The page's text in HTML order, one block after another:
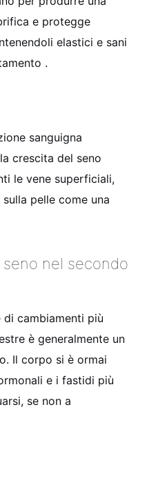
e protegge
elastici e sani
.
sanguigna
crescita del seno
le vene superficiali,
pelle come una
nel secondo
di cambiamenti più
è generalmente un
Il corpo si è ormai
e i fastidi più
se non a